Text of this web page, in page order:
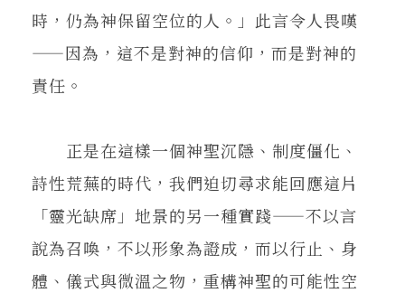
時，仍為神保留空位的人。」此言令人畏嘆
——因為，這不是對神的信仰，而是對神的
責任。
正是在這樣一個神聖沉隱、制度僵化、
詩性荒蕪的時代，我們迫切尋求能回應這片
「靈光缺席」地景的另一種實踐——不以言
說為召喚，不以形象為證成，而以行止、身
體、儀式與微溫之物，重構神聖的可能性空